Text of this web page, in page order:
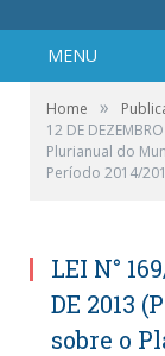
MENU
Home »
12 DE
Plurianual do
Período 2014/
LEI N°
DE 2013
sobre o